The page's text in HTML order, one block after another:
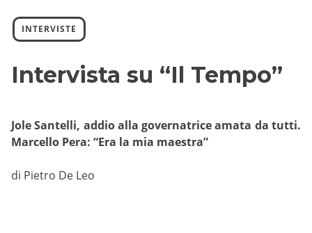
INTERVISTE
Intervista su “Il Tempo”
Jole Santelli, addio alla governatrice amata da tutti.
Marcello Pera: “Era la mia maestra”
di Pietro De Leo